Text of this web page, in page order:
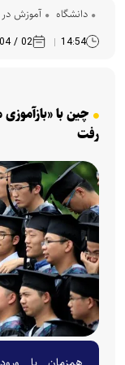
دانشگاه آموزش
14:54
02 / 04 /1405
چین با
رفت